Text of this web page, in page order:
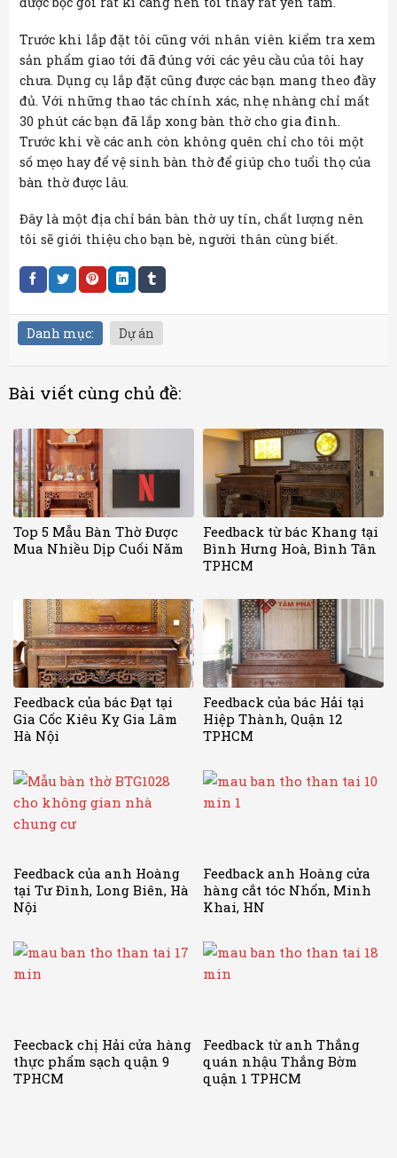
Trước khi lắp đặt tôi cũng với nhân viên kiểm tra xem
sản phẩm giao tới đã đúng với các yêu cầu của tôi hay
chưa. Dụng cụ lắp đặt cũng được các bạn mang theo đầy
đủ. Với những thao tác chính xác, nhẹ nhàng chỉ mất
30 phút các bạn đã lắp xong bàn thờ cho gia đình.
Trước khi về các anh còn không quên chỉ cho tôi một
số mẹo hay để vệ sinh bàn thờ để giúp cho tuổi thọ của
bàn thờ được lâu.
Đây là một địa chỉ bán bàn thờ uy tín, chất lượng nên
tôi sẽ giới thiệu cho bạn bè, người thân cùng biết.
Danh mục: Dự án
Bài viết cùng chủ đề:
Top 5 Mẫu Bàn Thờ Được
Mua Nhiều Dịp Cuối Năm
Feedback từ bác Khang tại
Bình Hưng Hoà, Bình Tân
TPHCM
Feedback của bác Đạt tại
Gia Cốc Kiêu Kỵ Gia Lâm
Hà Nội
Feedback của bác Hải tại
Hiệp Thành, Quận 12
TPHCM
Feedback của anh Hoàng
tại Tư Đình, Long Biên, Hà
Nội
Feedback anh Hoàng cửa
hàng cắt tóc Nhổn, Minh
Khai, HN
Feecback chị Hải cửa hàng
thực phẩm sạch quận 9
TPHCM
Feedback từ anh Thắng
quán nhậu Thắng Bờm
quận 1 TPHCM